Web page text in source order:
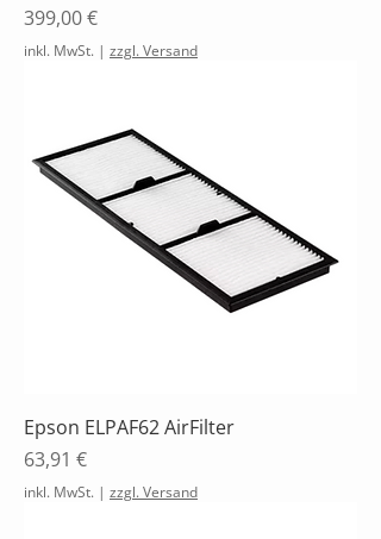
Preis
399,00 €
inkl. MwSt. | zzgl. Versand
Epson ELPAF62 AirFilter
Preis
63,91 €
inkl. MwSt. | zzgl. Versand